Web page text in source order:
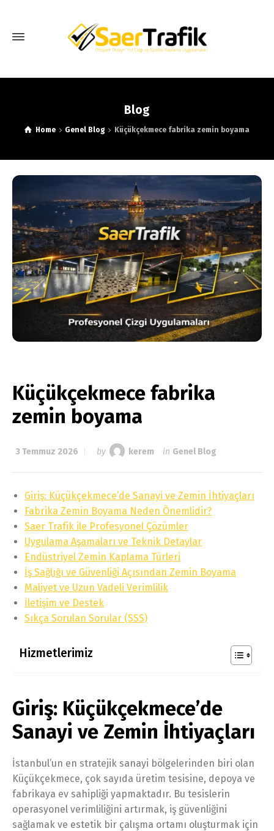
Blog
Home Genel Blog Küçükçekmece fabrika zemin boyama
Küçükçekmece fabrika
zemin boyama
3 Temmuz 2026 by kerem in Genel Blog
Giriş: Küçükçekmece’de Sanayi ve Zemin İhtiyaçları
Fabrika Zemin Boyama Neden Önemlidir?
Saer Trafik ile Profesyonel Çözümler
Uygulama Aşamaları ve Teknik Detaylar
Endüstriyel Zemin Kaplama Türleri
İş Sağlığı ve Güvenliği Açısından Zemin Boyama
Maliyet ve Uzun Vadeli Verimlilik
İletişim ve Destek
Sıkça Sorulan Sorular (SSS)
Hizmetlerimiz
Giriş: Küçükçekmece’de
Sanayi ve Zemin İhtiyaçları
İstanbul’un en stratejik sanayi bölgelerinden biri olan
Küçükçekmece, çok sayıda üretim tesisine, depoya ve
fabrikaya ev sahipliği yapmaktadır. Bu tesislerin
operasyonel verimliliğini artırmak, iş güvenliğini
sağlamak ve estetik bir çalışma ortamı oluşturmak için